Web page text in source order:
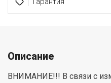
Описание
ВНИМАНИЕ!!! В связи с